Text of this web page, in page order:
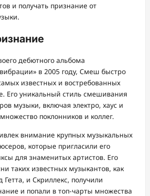
и получать признание от
дебютного альбома
в 2005 году, Смеш быстро
известных и востребованных
Его уникальный стиль смешивания
музыки, включая электро, хаус и
поклонников и коллег.
внимание крупных музыкальных
которые пригласили его
для знаменитых артистов. Его
таких известных музыкантов, как
и Скриллекс, получили
и попали в топ-чарты множества